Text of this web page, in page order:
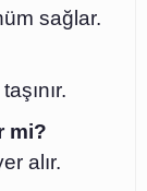
sağlar.
mi?
alır.